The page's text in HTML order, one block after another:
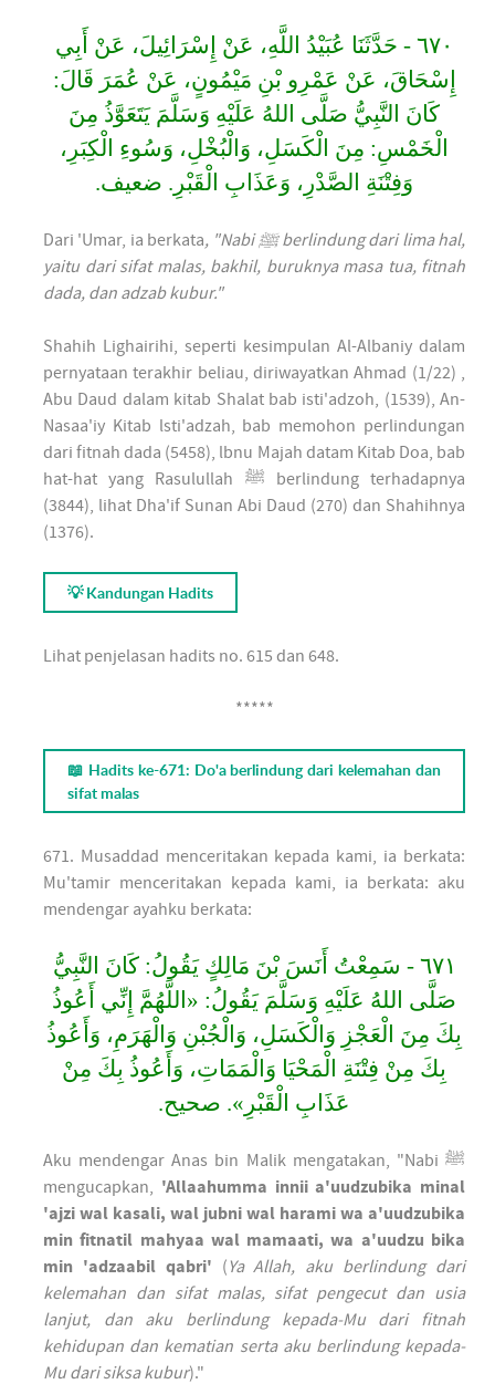
٦٧٠ - حَدَّثَنَا عُبَيْدُ اللَّهِ، عَنْ إِسْرَائِيلَ، عَنْ أَبِي
إِسْحَاقَ، عَنْ عَمْرِو بْنِ مَيْمُونٍ، عَنْ عُمَرَ قَالَ:
كَانَ النَّبِيُّ صَلَّى اللهُ عَلَيْهِ وَسَلَّمَ يَتَعَوَّذُ مِنَ
الْخَمْسِ: مِنَ الْكَسَلِ، وَالْبُخْلِ، وَسُوءِ الْكِبَرِ،
وَفِتْنَةِ الصَّدْرِ، وَعَذَابِ الْقَبْرِ. ضعيف.
Dari 'Umar, ia berkata, "Nabi ﷺ berlindung dari lima hal,
yaitu dari sifat malas, bakhil, buruknya masa tua, fitnah
dada, dan adzab kubur."
Shahih Lighairihi, seperti kesimpulan Al-Albaniy dalam
pernyataan terakhir beliau, diriwayatkan Ahmad (1/22) ,
Abu Daud dalam kitab Shalat bab isti'adzoh, (1539), An-
Nasaa'iy Kitab lsti'adzah, bab memohon perlindungan
dari fitnah dada (5458), lbnu Majah datam Kitab Doa, bab
hat-hat yang Rasulullah ﷺ berlindung terhadapnya
(3844), lihat Dha'if Sunan Abi Daud (270) dan Shahihnya
(1376).
💡 Kandungan Hadits
Lihat penjelasan hadits no. 615 dan 648.
*****
📖 Hadits ke-671: Do'a berlindung dari kelemahan dan
sifat malas
671. Musaddad menceritakan kepada kami, ia berkata:
Mu'tamir menceritakan kepada kami, ia berkata: aku
mendengar ayahku berkata:
٦٧١ - سَمِعْتُ أَنَسَ بْنَ مَالِكٍ يَقُولُ: كَانَ النَّبِيُّ
صَلَّى اللهُ عَلَيْهِ وَسَلَّمَ يَقُولُ: «اللَّهُمَّ إِنِّي أَعُوذُ
بِكَ مِنَ الْعَجْزِ وَالْكَسَلِ، وَالْجُبْنِ وَالْهَرَمِ، وَأَعُوذُ
بِكَ مِنْ فِتْنَةِ الْمَحْيَا وَالْمَمَاتِ، وَأَعُوذُ بِكَ مِنْ
عَذَابِ الْقَبْرِ». صحيح.
Aku mendengar Anas bin Malik mengatakan, "Nabi ﷺ
mengucapkan, 'Allaahumma innii a'uudzubika minal
'ajzi wal kasali, wal jubni wal harami wa a'uudzubika
min fitnatil mahyaa wal mamaati, wa a'uudzu bika
min 'adzaabil qabri' ( Ya Allah, aku berlindung dari
kelemahan dan sifat malas, sifat pengecut dan usia
lanjut, dan aku berlindung kepada-Mu dari fitnah
kehidupan dan kematian serta aku berlindung kepada-
Mu dari siksa kubur)."